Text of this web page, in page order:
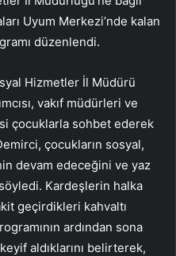
Uyum Merkezi’nde kalan
düzenlendi.
Hizmetler İl Müdürü
vakıf müdürleri ve
çocuklarla sohbet ederek
çocukların sosyal,
devam edeceğini ve yaz
Kardeşlerin halka
geçirdikleri kahvaltı
ardından sona
aldıklarını belirterek,